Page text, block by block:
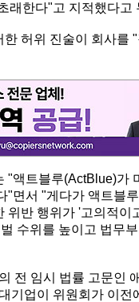
래한다"고 지적했다고
허위 진술이 회사를
"액트블루(ActBlue)가
"면서 "게다가 액트블
위반 행위가 '고의적
수위를 높이고 법무
전 임시 법률 고문인
기업이 위원회가 이